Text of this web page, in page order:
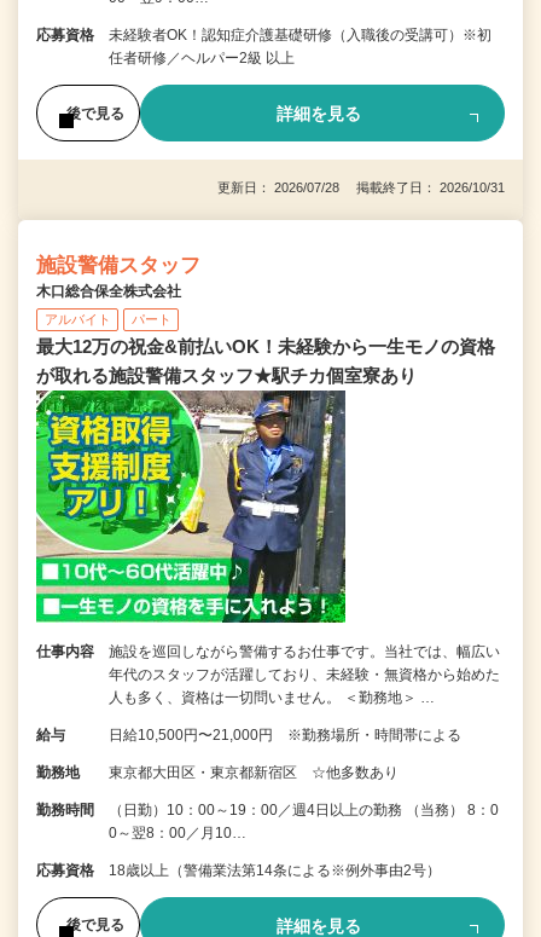
応募資格
未経験者OK！認知症介護基礎研修（入職後の受講可）※初
任者研修／ヘルパー2級 以上
後で見る 詳細を見る
更新日： 2026/07/28 掲載終了日： 2026/10/31
施設警備スタッフ
木口総合保全株式会社
アルバイト パート
最大12万の祝金&前払いOK！未経験から一生モノの資格
が取れる施設警備スタッフ★駅チカ個室寮あり
仕事内容
施設を巡回しながら警備するお仕事です。当社では、幅広い
年代のスタッフが活躍しており、未経験・無資格から始めた
人も多く、資格は一切問いません。 ＜勤務地＞ …
給与 日給10,500円〜21,000円 ※勤務場所・時間帯による
勤務地 東京都大田区・東京都新宿区 ☆他多数あり
勤務時間
（日勤）10：00～19：00／週4日以上の勤務 （当務） 8：0
0～翌8：00／月10…
応募資格 18歳以上（警備業法第14条による※例外事由2号）
後で見る 詳細を見る